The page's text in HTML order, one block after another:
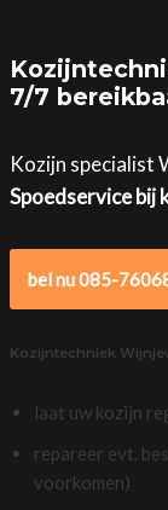
7/7
Kozijn specialist
Spoedservice bij
bel nu 085-
Kozijntechniek
laat uw kozijn
repareer evt.
voorkomen)